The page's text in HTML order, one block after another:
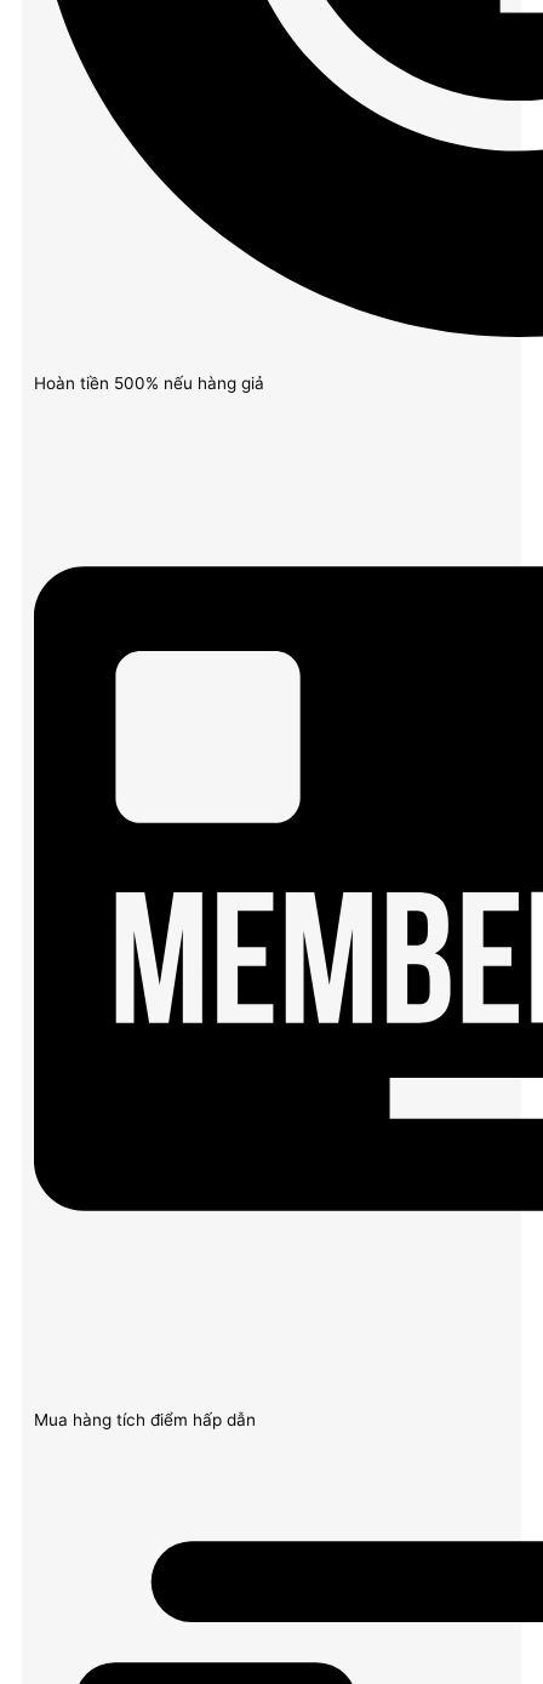
Hoàn tiền 500% nếu hàng giả
Mua hàng tích điểm hấp dẫn